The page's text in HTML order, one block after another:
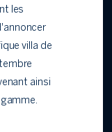
les
villa de
ainsi